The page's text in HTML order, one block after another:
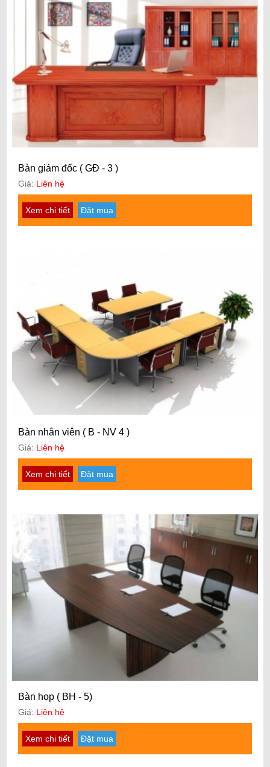
Bàn giám đốc ( GĐ - 3 )
Giá: Liên hệ
Xem chi tiết Đặt mua
Bàn nhân viên ( B - NV 4 )
Giá: Liên hệ
Xem chi tiết Đặt mua
Bàn họp ( BH - 5)
Giá: Liên hệ
Xem chi tiết Đặt mua